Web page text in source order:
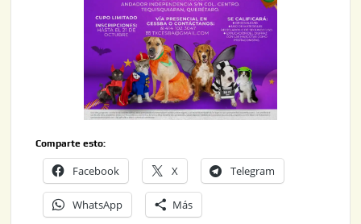
Comparte esto:
Facebook X Telegram
WhatsApp Más